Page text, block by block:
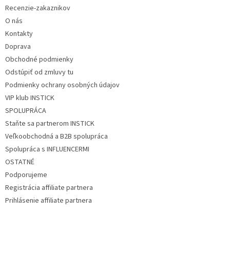
Recenzie-zakaznikov
O nás
Kontakty
Doprava
Obchodné podmienky
Odstúpiť od zmluvy tu
Podmienky ochrany osobných údajov
VIP klub INSTICK
SPOLUPRÁCA
Staňte sa partnerom INSTICK
Veľkoobchodná a B2B spolupráca
Spolupráca s INFLUENCERMI
OSTATNÉ
Podporujeme
Registrácia affiliate partnera
Prihlásenie affiliate partnera